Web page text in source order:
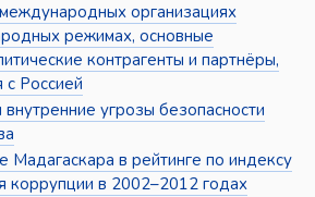
организациях
режимах, основные
контрагенты и партнёры,
Россией
угрозы безопасности
Мадагаскара в рейтинге по индексу
коррупции в 2002–2012 годах